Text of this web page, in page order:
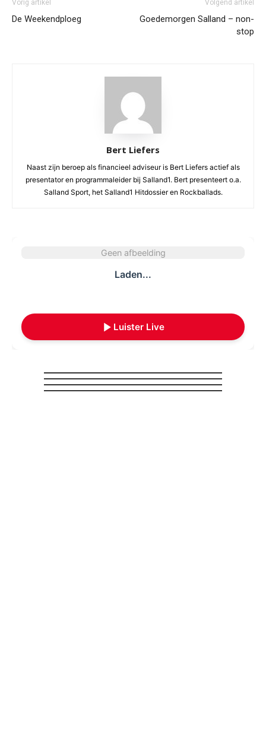
Vorig artikel
De Weekendploeg
Volgend artikel
Goedemorgen Salland – non-
stop
Bert Liefers
Naast zijn beroep als financieel adviseur is Bert Liefers actief als
presentator en programmaleider bij Salland1. Bert presenteert o.a.
Salland Sport, het Salland1 Hitdossier en Rockballads.
Geen afbeelding
Laden...
Luister Live